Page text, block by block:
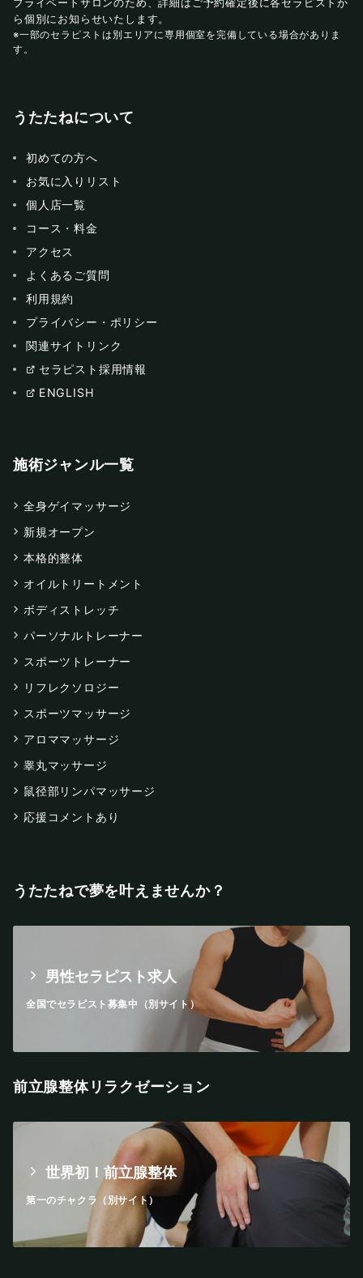
プライベートサロンのため、詳細はご予約確定後に各セラピストか
ら個別にお知らせいたします。
※一部のセラピストは別エリアに専用個室を完備している場合がありま
す。
うたたねについて
初めての方へ
お気に入りリスト
個人店一覧
コース・料金
アクセス
よくあるご質問
利用規約
プライバシー・ポリシー
関連サイトリンク
セラピスト採用情報
ENGLISH
施術ジャンル一覧
全身ゲイマッサージ
新規オープン
本格的整体
オイルトリートメント
ボディストレッチ
パーソナルトレーナー
スポーツトレーナー
リフレクソロジー
スポーツマッサージ
アロママッサージ
睾丸マッサージ
鼠径部リンパマッサージ
応援コメントあり
うたたねで夢を叶えませんか？
男性セラピスト求人
全国でセラピスト募集中（別サイト）
前立腺整体リラクゼーション
世界初！前立腺整体
第一のチャクラ（別サイト）